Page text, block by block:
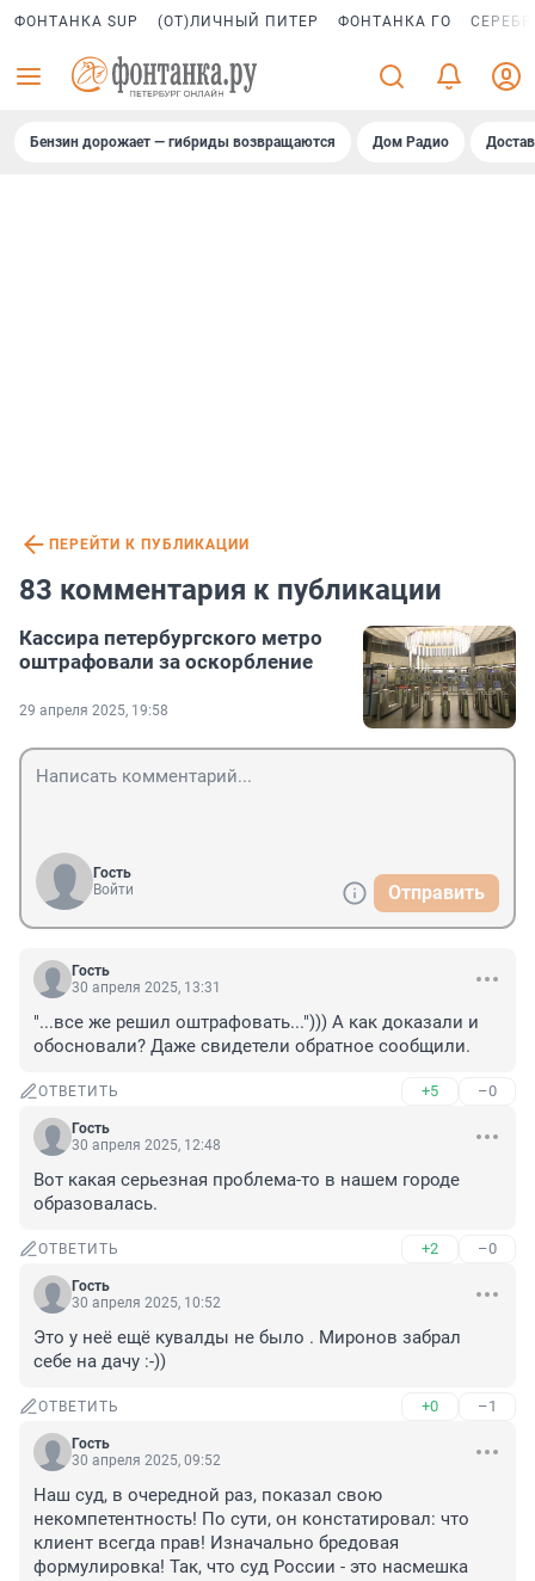
ФОНТАНКА SUP (ОТ)ЛИЧНЫЙ ПИТЕР ФОНТАНКА ГО
Бензин дорожает — гибриды возвращаются Дом Радио
ПЕРЕЙТИ К ПУБЛИКАЦИИ
83 комментария к публикации
Кассира петербургского метро
оштрафовали за оскорбление
29 апреля 2025, 19:58
Гость
Войти
Отправить
Гость
30 апреля 2025, 13:31
"...все же решил оштрафовать..."))) А как доказали и
обосновали? Даже свидетели обратное сообщили.
ОТВЕТИТЬ +5 –0
Гость
30 апреля 2025, 12:48
Вот какая серьезная проблема-то в нашем городе
образовалась.
ОТВЕТИТЬ +2 –0
Гость
30 апреля 2025, 10:52
Это у неё ещё кувалды не было . Миронов забрал
себе на дачу :-))
ОТВЕТИТЬ +0 –1
Гость
30 апреля 2025, 09:52
Наш суд, в очередной раз, показал свою
некомпетентность! По сути, он констатировал: что
клиент всегда прав! Изначально бредовая
формулировка! Так, что суд России - это насмешка